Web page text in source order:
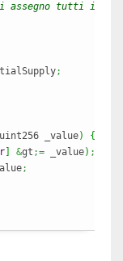
assegno tutti i
;
uint256 _value)
{
&gt ;= _value) ;
;